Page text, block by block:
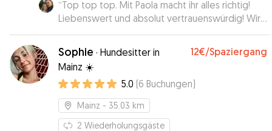
“Top top top. Mit Paola macht ihr alles richtig!
Liebenswert und absolut vertrauenswürdig! Wir
hatten Paola bei uns zu Hause, da wir drei
Fellnasen haben und die kleinen so wenig wie
möglich an Veränderungen haben sollten. Nach
vier Tagen alles immernoch sehr ordentlich! 🙌🏻
🤍 ”
Sophie · Hundesitter in
Mainz ☀️
12€/Spaziergang
5.0 (6 Buchungen)
Mainz - 35.03 km
2 Wiederholungsgäste